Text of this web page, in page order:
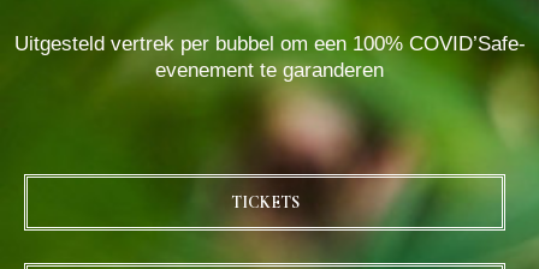
Uitgesteld vertrek per bubbel om een 100% COVID’Safe-
evenement te garanderen
TICKETS